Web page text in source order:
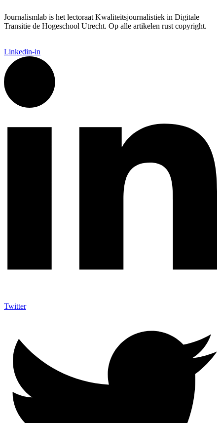
Journalismlab is het lectoraat Kwaliteitsjournalistiek in Digitale
Transitie de Hogeschool Utrecht. Op alle artikelen rust copyright.
Linkedin-in
Twitter